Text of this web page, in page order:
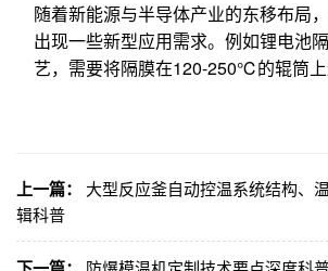
随着新能源与半导体产业的东移布局
出现一些新型应用需求。例如锂电池
艺，需要将隔膜在120-250℃的辊筒
上一篇：
大型反应釜自动控温系统结构、
辑科普